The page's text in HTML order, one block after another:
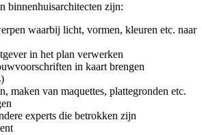
binnenhuisarchitecten zijn:
waarbij licht, vormen, kleuren etc. naar
in het plan verwerken
in kaart brengen
maken van maquettes, plattegronden etc.
experts die betrokken zijn